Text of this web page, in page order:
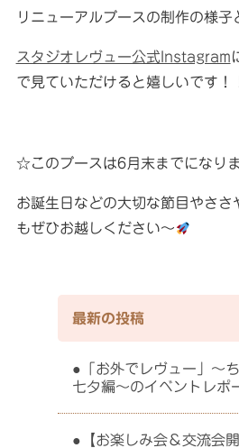
リニューアルブースの制作の様子
スタジオレヴュー公式Instagram
で見ていただけると嬉しいです！
☆このブースは6月末までになりま
お誕生日などの大切な節目やささ
もぜひお越しください〜
最新の投稿
「お外でレヴュー」〜
七夕編〜のイベントレポ
【お楽しみ会＆交流会